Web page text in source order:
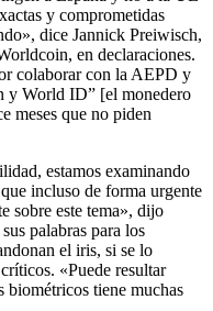
y comprometidas
dice Jannick Preiwisch,
en declaraciones.
colaborar con la AEPD y
y World ID” [el monedero
meses que no piden
estamos examinando
incluso de forma urgente
sobre este tema», dijo
palabras para los
el iris, si se lo
«Puede resultar
biométricos tiene muchas